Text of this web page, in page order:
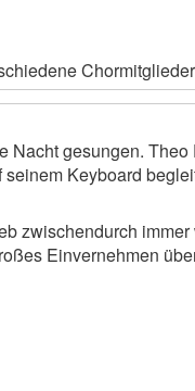
gesungen.
Keyboard
zwischendurch
Einvernehmen